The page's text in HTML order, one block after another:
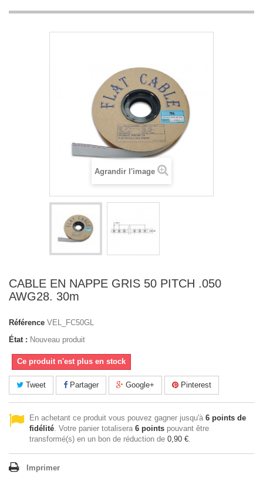
Agrandir l'image
CABLE EN NAPPE GRIS 50 PITCH .050
AWG28. 30m
Référence VEL_FC50GL
État : Nouveau produit
Ce produit n'est plus en stock
Tweet Partager Google+ Pinterest
En achetant ce produit vous pouvez gagner jusqu'à 6 points de
fidélité. Votre panier totalisera 6 points pouvant être
transformé(s) en un bon de réduction de 0,90 €.
Imprimer